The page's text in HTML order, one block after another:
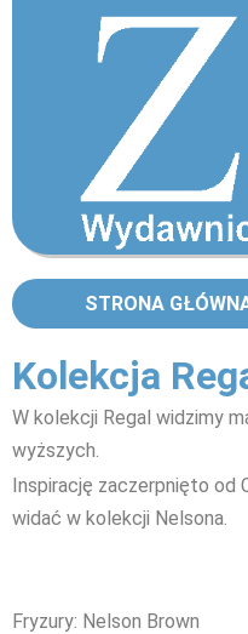
STRONA
Kolekcja
W kolekcji Regal widzimy
wyższych.
Inspirację zaczerpnięto od
widać w kolekcji Nelsona.
Fryzury: Nelson Brown